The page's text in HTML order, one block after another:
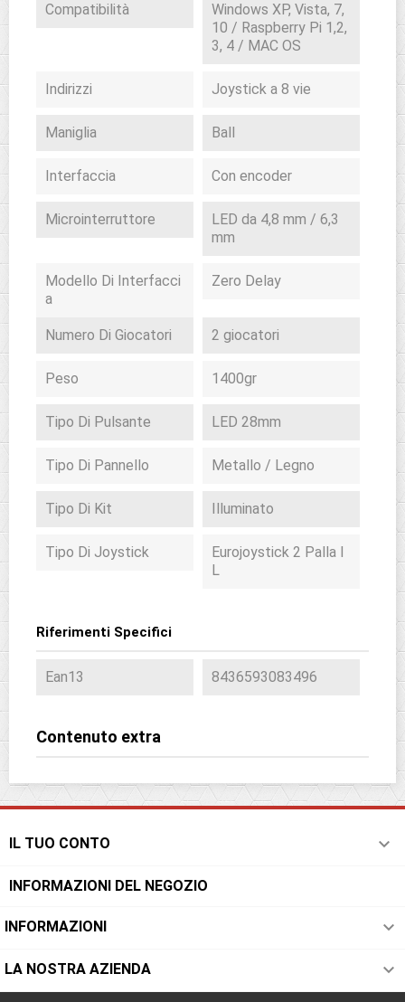
Compatibilità
Windows XP, Vista, 7,
10 / Raspberry Pi 1,2,
3, 4 / MAC OS
Indirizzi Joystick a 8 vie
Maniglia Ball
Interfaccia Con encoder
Microinterruttore
LED da 4,8 mm / 6,3
mm
Modello Di Interfacci
A
Zero Delay
Numero Di Giocatori 2 giocatori
Peso 1400gr
Tipo Di Pulsante LED 28mm
Tipo Di Pannello Metallo / Legno
Tipo Di Kit Illuminato
Tipo Di Joystick
Eurojoystick 2 Palla I
L
Riferimenti Specifici
Ean13 8436593083496
Contenuto extra
IL TUO CONTO 
INFORMAZIONI DEL NEGOZIO
INFORMAZIONI 
LA NOSTRA AZIENDA 